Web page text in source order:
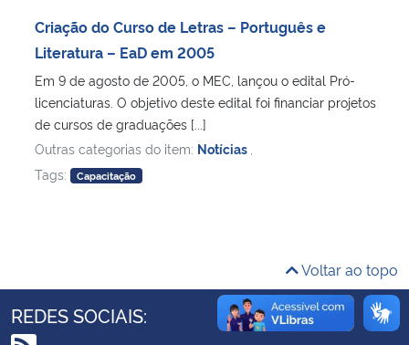
Ministério da Saúde
Ministério de Minas e Energia
Ministério da Ciência, Tecnologia, Inovações e Comunicações
Criação do Curso de Letras – Português e
Literatura – EaD em 2005
Em 9 de agosto de 2005, o MEC, lançou o edital Pró-
licenciaturas. O objetivo deste edital foi financiar projetos
de cursos de graduações [...]
Outras categorias do item: Notícias
Tags:
Capacitação
Voltar ao topo
REDES SOCIAIS: